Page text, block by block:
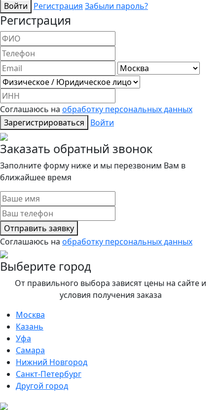
Войти
Регистрация Забыли пароль?
Регистрация
Соглашаюсь на обработку персональных данных
Зарегистрироваться
Войти
Заказать обратный звонок
Заполните форму ниже и мы перезвоним Вам в
ближайшее время
Отправить заявку
Соглашаюсь на обработку персональных данных
Выберите город
От правильного выбора зависят цены на сайте и
условия получения заказа
Москва
Казань
Уфа
Самара
Нижний Новгород
Санкт-Петербург
Другой город